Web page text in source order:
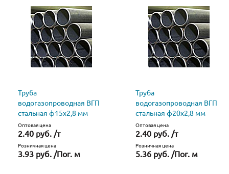
Труба
водогазопроводная ВГП
стальная ф15х2,8 мм
Оптовая цена
2.40 руб. /т
Розничная цена
3.93 руб. /Пог. м
Труба
водогазопроводная ВГП
стальная ф20х2,8 мм
Оптовая цена
2.40 руб. /т
Розничная цена
5.36 руб. /Пог. м